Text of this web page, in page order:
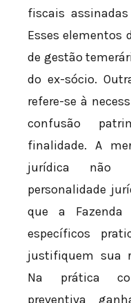
fiscais
Esses elementos
de gestão
do ex-sócio.
refere-se à
confusão
finalidade. A
jurídica não
personalidade
que a Fazenda
específicos
justifiquem sua
Na prática
preventiva